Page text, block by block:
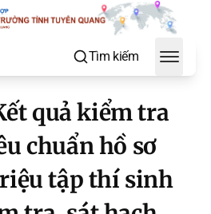
Tìm kiếm
Toggle
quả kiểm tra
chuẩn hồ sơ
tập thí sinh